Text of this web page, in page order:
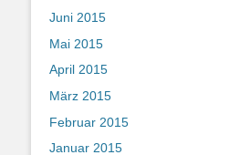
Juni 2015
Mai 2015
April 2015
März 2015
Februar 2015
Januar 2015